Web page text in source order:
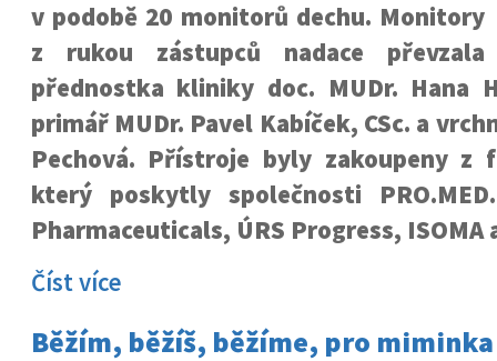
v podobě 20 monitorů dechu. Monitory
z rukou zástupců nadace převzala
přednostka kliniky doc. MUDr. Hana
primář MUDr. Pavel Kabíček, CSc. a
Pechová. Přístroje byly zakoupeny z
který poskytly společnosti
Pharmaceuticals, ÚRS Progress, ISOMA
Číst více
Běžím, běžíš, běžíme, pro